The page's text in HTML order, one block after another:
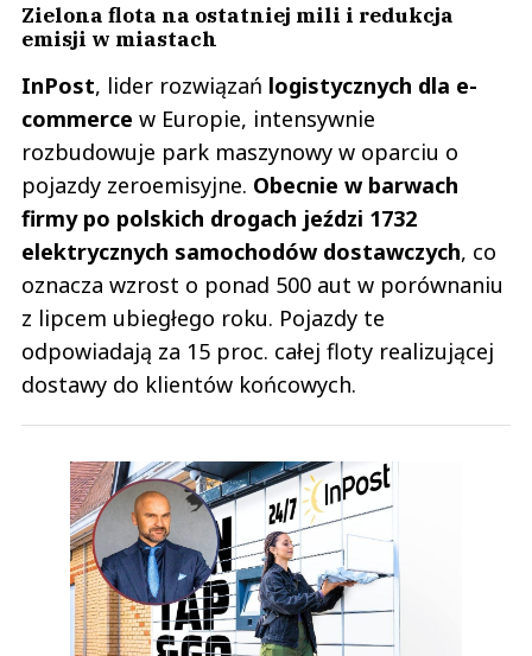
Zielona flota na ostatniej mili i redukcja
emisji w miastach
InPost, lider rozwiązań logistycznych dla e-
commerce w Europie, intensywnie
rozbudowuje park maszynowy w oparciu o
pojazdy zeroemisyjne. Obecnie w barwach
firmy po polskich drogach jeździ 1732
elektrycznych samochodów dostawczych, co
oznacza wzrost o ponad 500 aut w porównaniu
z lipcem ubiegłego roku. Pojazdy te
odpowiadają za 15 proc. całej floty realizującej
dostawy do klientów końcowych.